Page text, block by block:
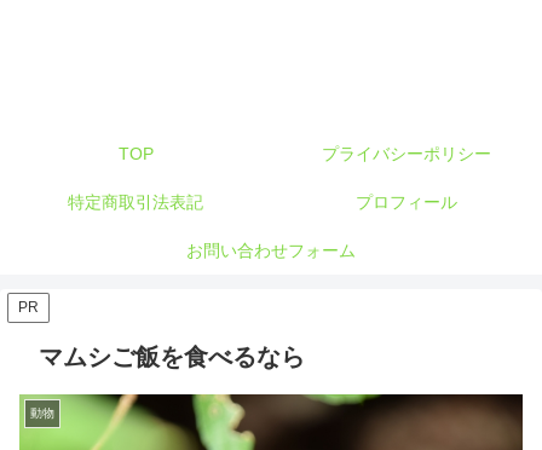
TOP プライバシーポリシー
特定商取引法表記 プロフィール
お問い合わせフォーム
PR
マムシご飯を食べるなら
動物